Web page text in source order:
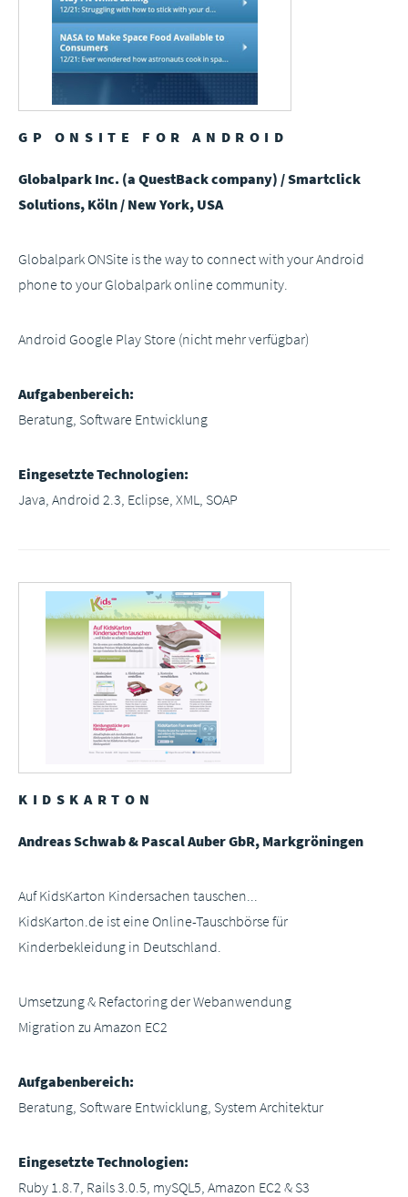
GP ONSITE FOR ANDROID
Globalpark Inc. (a QuestBack company) / Smartclick
Solutions, Köln / New York, USA
Globalpark ONSite is the way to connect with your Android
phone to your Globalpark online community.
Android Google Play Store (nicht mehr verfügbar)
Aufgabenbereich:
Beratung, Software Entwicklung
Eingesetzte Technologien:
Java, Android 2.3, Eclipse, XML, SOAP
KIDSKARTON
Andreas Schwab & Pascal Auber GbR, Markgröningen
Auf KidsKarton Kindersachen tauschen...
KidsKarton.de ist eine Online-Tauschbörse für
Kinderbekleidung in Deutschland.
Umsetzung & Refactoring der Webanwendung
Migration zu Amazon EC2
Aufgabenbereich:
Beratung, Software Entwicklung, System Architektur
Eingesetzte Technologien:
Ruby 1.8.7, Rails 3.0.5, mySQL5, Amazon EC2 & S3